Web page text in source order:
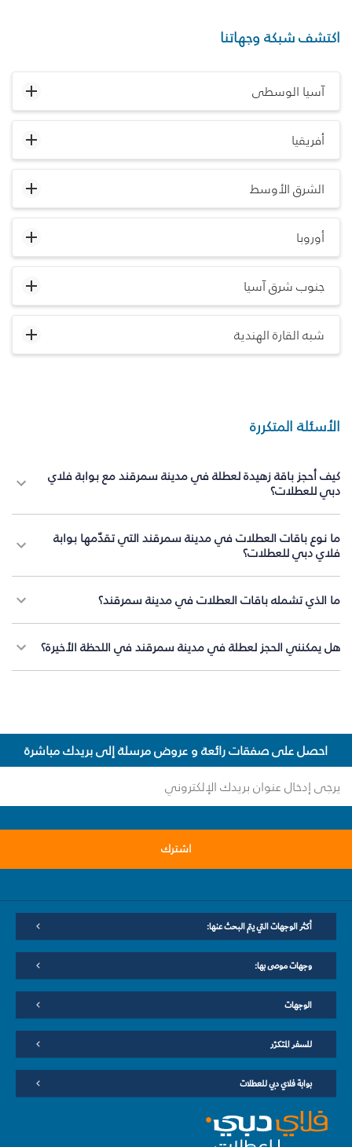
اكتشف شبكة وجهاتنا
آسيا الوسطى
أفريقيا
الشرق الأوسط
أوروبا
جنوب شرق آسيا
شبه القارة الهندية
الأسئلة المتكررة
كيف أحجز باقة زهيدة لعطلة في مدينة سمرقند مع بوابة فلاي
دبي للعطلات؟
ما نوع باقات العطلات في مدينة سمرقند التي تقدّمها بوابة
فلاي دبي للعطلات؟
ما الذي تشمله باقات العطلات في مدينة سمرقند؟
هل يمكنني الحجز لعطلة في مدينة سمرقند في اللحظة الأخيرة؟
احصل على صفقات رائعة و عروض مرسلة إلى بريدك مباشرة
اشترك
أكثر الوجهات التي يتم البحث عنها:
وجهات موصى بها:
الوجهات
للسفر المتكرّر
بوابة فلاي دبي للعطلات